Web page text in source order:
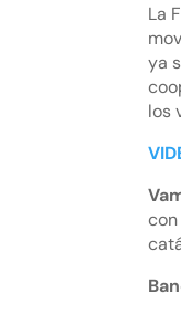
La
ya
los